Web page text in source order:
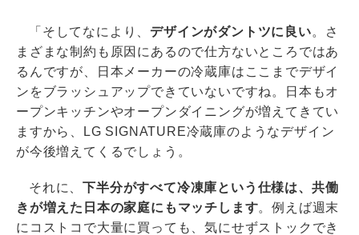
「そしてなにより、 デザインがダントツに良い。さ
まざまな制約も原因にあるので仕方ないところではあ
るんですが、日本メーカーの冷蔵庫はここまでデザイ
ンをブラッシュアップできていないですね。日本もオ
ープンキッチンやオープンダイニングが増えてきてい
ますから、LG SIGNATURE冷蔵庫のようなデザイン
が今後増えてくるでしょう。
それに、下半分がすべて冷凍庫という仕様は、共働
きが増えた日本の家庭にもマッチします。例えば週末
にコストコで大量に買っても、気にせずストックでき